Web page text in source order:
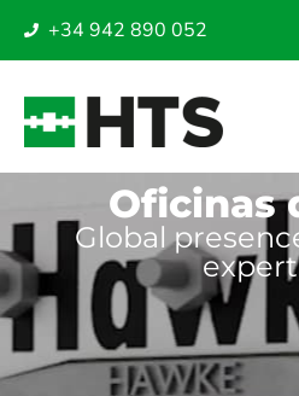
+34 942 890 052
Oficinas
Global